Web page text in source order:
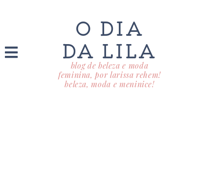
O DIA
DA LILA
blog de beleza e moda
feminina, por larissa rehem!
beleza, moda e meninice!